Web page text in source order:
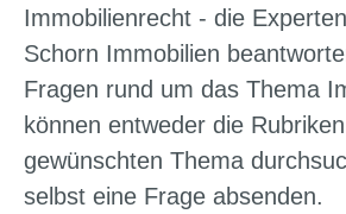
Immobilienrecht - die
Schorn Immobilien
Fragen rund um das Thema
können entweder die
gewünschten Thema
selbst eine Frage absenden.